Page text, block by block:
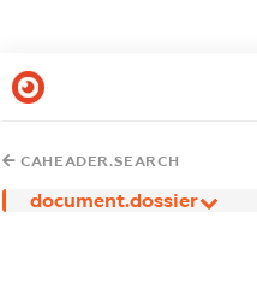
CAHEADER.SEARCH
document.dossier